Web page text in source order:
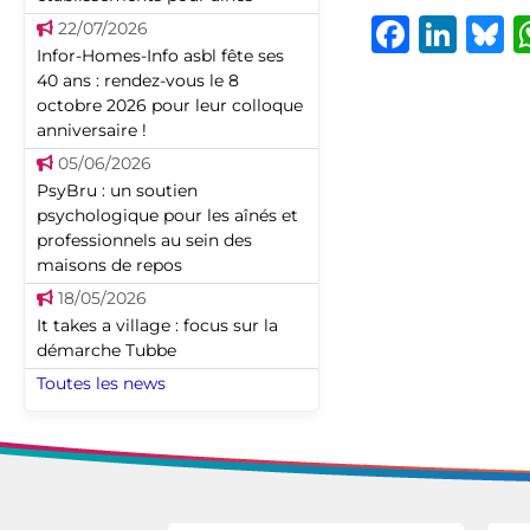
22/07/2026
Infor-Homes-Info asbl fête ses
40 ans : rendez-vous le 8
octobre 2026 pour leur colloque
anniversaire !
05/06/2026
PsyBru : un soutien
psychologique pour les aînés et
professionnels au sein des
maisons de repos
18/05/2026
It takes a village : focus sur la
démarche Tubbe
Toutes les news